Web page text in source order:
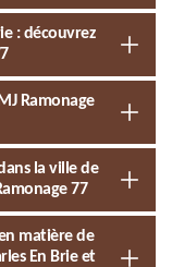
: découvrez
Ramonage
la ville de
77
matière de
En Brie et